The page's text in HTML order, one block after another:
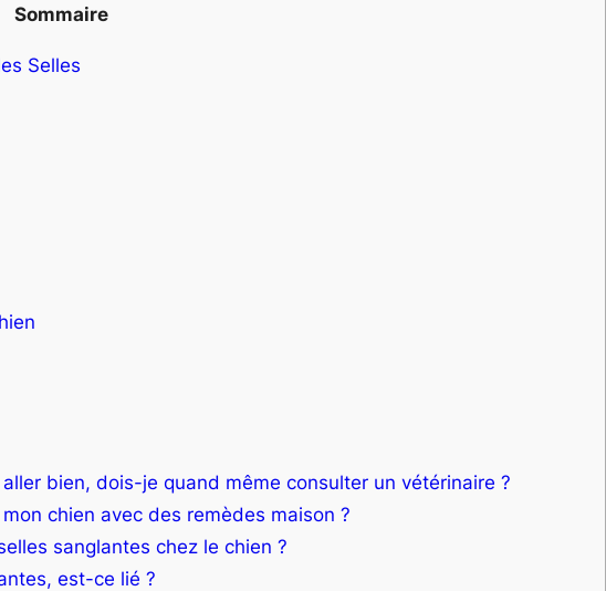
Sommaire
Selles
bien, dois-je quand même consulter un vétérinaire ?
chien avec des remèdes maison ?
sanglantes chez le chien ?
est-ce lié ?